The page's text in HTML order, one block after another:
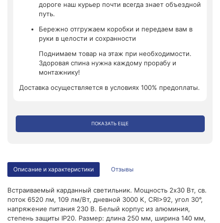
дороге наш курьер почти всегда знает объездной
путь.
Бережно отгружаем коробки и передаем вам в
руки в целости и сохранности
Поднимаем товар на этаж при необходимости.
Здоровая спина нужна каждому прорабу и
монтажнику!
Доставка осуществляется в условиях 100% предоплаты.
ПОКАЗАТЬ ЕЩЕ
Описание и характеристики Отзывы
Встраиваемый карданный светильник. Мощность 2х30 Вт, св.
поток 6520 лм, 109 лм/Вт, дневной 3000 K, CRI>92, угол 30°,
напряжение питания 230 В. Белый корпус из алюминия,
степень защиты IP20. Размер: длина 250 мм, ширина 140 мм,